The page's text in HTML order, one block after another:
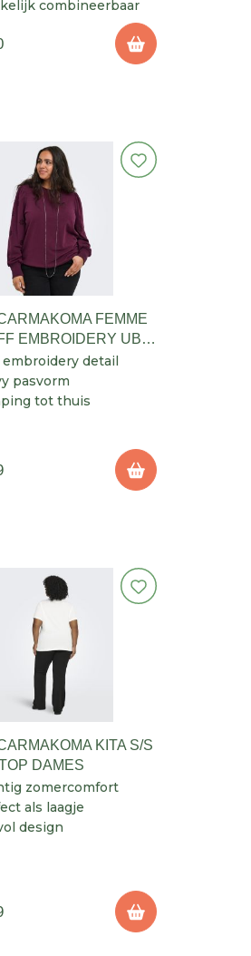
combineerbaar
FEMME
EMBROIDERY UB
detail
pasvorm
tot thuis
KITA S/S
DAMES
zomercomfort
als laagje
design